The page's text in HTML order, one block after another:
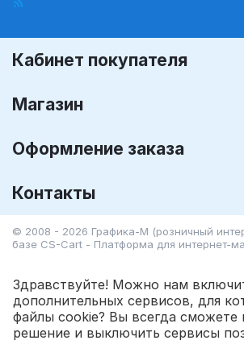
5 178.60 Р
Кабинет покупателя
Магазин
Оформление заказа
Контакты
© 2008 - 2026 Графика-М (розничный
базе CS-Cart - Платформа для интернет-
Здравствуйте! Можно нам
дополнительных сервисов, для
файлы cookie? Вы всегда сможете
решение и выключить сервисы